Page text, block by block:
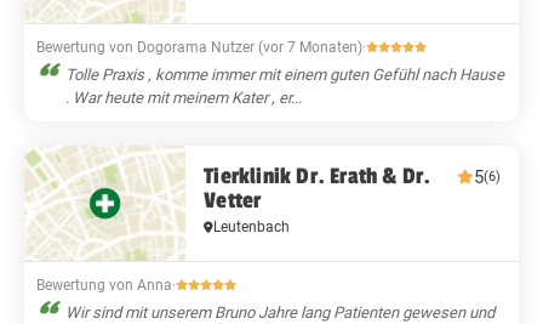
Bewertung von Dogorama Nutzer (vor 7 Monaten)·
Tolle Praxis , komme immer mit einem guten Gefühl nach Hause
. War heute mit meinem Kater , er...
Tierklinik Dr. Erath & Dr.
Vetter
5(6)
Leutenbach
Bewertung von Anna·
Wir sind mit unserem Bruno Jahre lang Patienten gewesen und